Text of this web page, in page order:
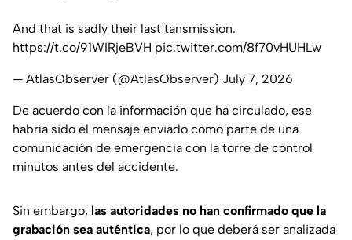
And that is sadly their last tansmission.
https://t.co/91WIRjeBVH pic.twitter.com/8f70vHUHLw
— AtlasObserver (@AtlasObserver) July 7, 2026
De acuerdo con la información que ha circulado, ese
habría sido el mensaje enviado como parte de una
comunicación de emergencia con la torre de control
minutos antes del accidente.
Sin embargo, las autoridades no han confirmado que la
grabación sea auténtica, por lo que deberá ser analizada